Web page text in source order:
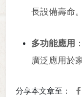
長設備壽命。
多功能應用
廣泛應用於
分享本文章至：